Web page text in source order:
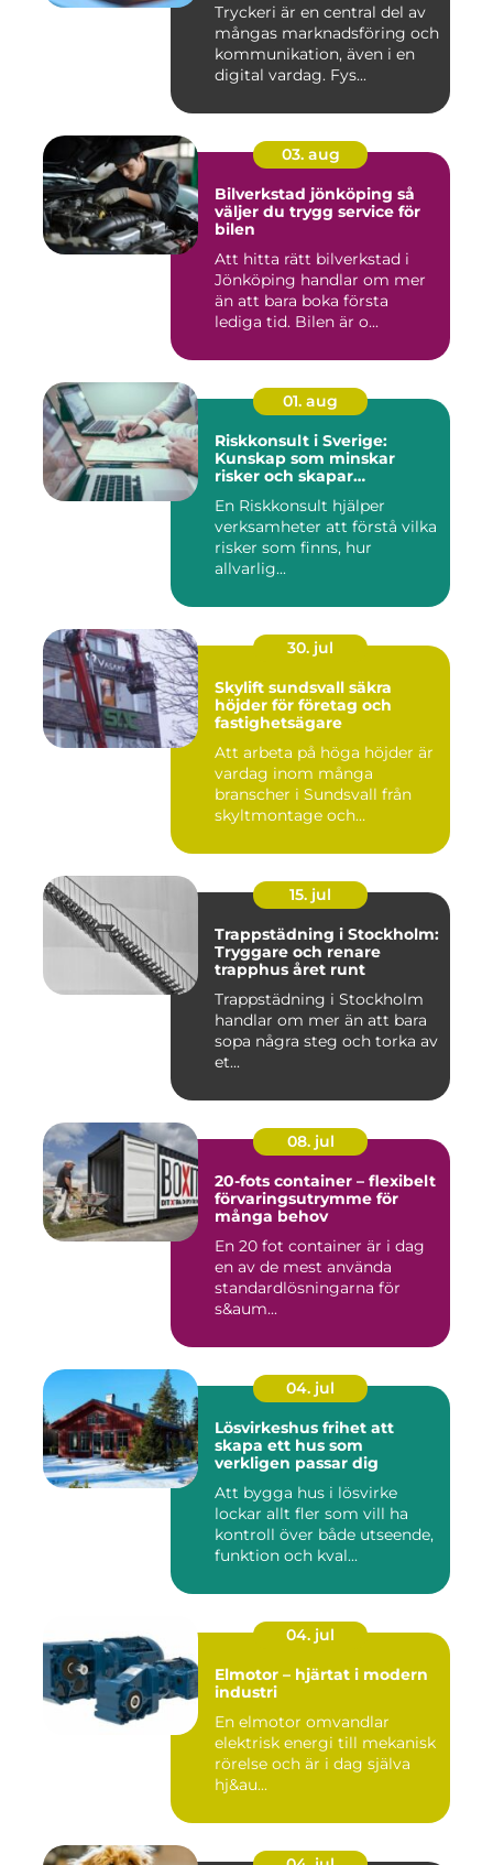
Tryckeri är en central del av
mångas marknadsföring och
kommunikation, även i en
digital vardag. Fys...
03. aug
Bilverkstad jönköping så
väljer du trygg service för
bilen
Att hitta rätt bilverkstad i
Jönköping handlar om mer
än att bara boka första
lediga tid. Bilen är o...
01. aug
Riskkonsult i Sverige:
Kunskap som minskar
risker och skapar
En Riskkonsult hjälper
verksamheter att förstå vilka
risker som finns, hur
allvarlig...
30. jul
Skylift sundsvall säkra
höjder för företag och
fastighetsägare
Att arbeta på höga höjder är
vardag inom många
branscher i Sundsvall från
skyltmontage och
15. jul
Trappstädning i Stockholm:
Tryggare och renare
trapphus året runt
Trappstädning i Stockholm
handlar om mer än att bara
sopa några steg och torka av
et...
08. jul
20-fots container – flexibelt
förvaringsutrymme för
många behov
En 20 fot container är i dag
en av de mest använda
standardlösningarna för
s&aum...
04. jul
Lösvirkeshus frihet att
skapa ett hus som
verkligen passar dig
Att bygga hus i lösvirke
lockar allt fler som vill ha
kontroll över både utseende,
funktion och kval...
04. jul
Elmotor – hjärtat i modern
industri
En elmotor omvandlar
elektrisk energi till mekanisk
rörelse och är i dag själva
hj&au...